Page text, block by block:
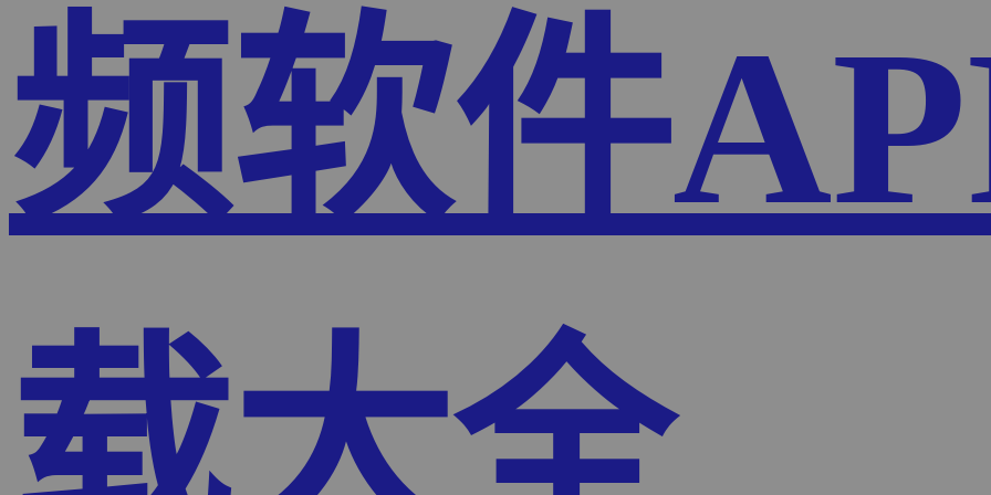
频软件